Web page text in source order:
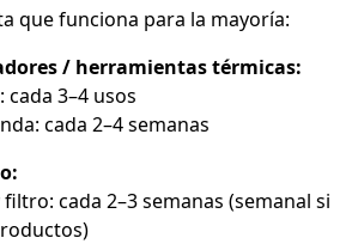
que funciona para la mayoría:
/ herramientas térmicas:
cada 3–4 usos
cada 2–4 semanas
cada 2–3 semanas (semanal si